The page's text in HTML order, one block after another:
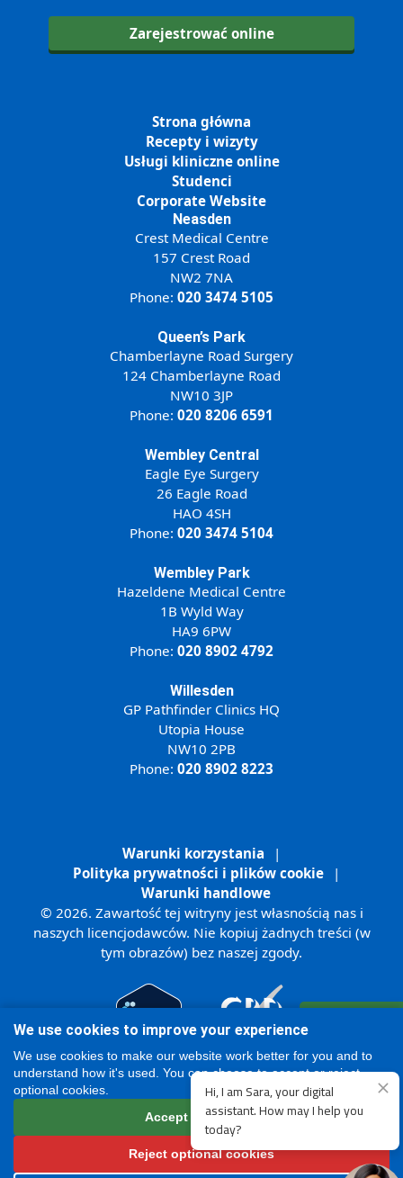
Zarejestrować online
Strona główna
Recepty i wizyty
Usługi kliniczne online
Studenci
Corporate Website
Neasden
Crest Medical Centre
157 Crest Road
NW2 7NA
Phone: 020 3474 5105
Queen’s Park
Chamberlayne Road Surgery
124 Chamberlayne Road
NW10 3JP
Phone: 020 8206 6591
Wembley Central
Eagle Eye Surgery
26 Eagle Road
HAO 4SH
Phone: 020 3474 5104
Wembley Park
Hazeldene Medical Centre
1B Wyld Way
HA9 6PW
Phone: 020 8902 4792
Willesden
GP Pathfinder Clinics HQ
Utopia House
NW10 2PB
Phone: 020 8902 8223
Warunki korzystania
|
Polityka prywatności i plików cookie
|
Warunki handlowe
© 2026. Zawartość tej witryny jest własnością nas i
naszych licencjodawców. Nie kopiuj żadnych treści (w
tym obrazów) bez naszej zgody.
We use cookies to improve your experience
We use cookies to make our website work better for you and to
understand how it's used. You can choose to accept or reject
optional cookies.
Accept all cookies
Reject optional cookies